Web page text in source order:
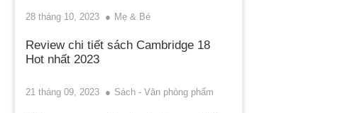
28 tháng 10, 2023 Mẹ & Bé
Review chi tiết sách Cambridge 18
Hot nhất 2023
21 tháng 09, 2023 Sách - Văn phòng phẩm